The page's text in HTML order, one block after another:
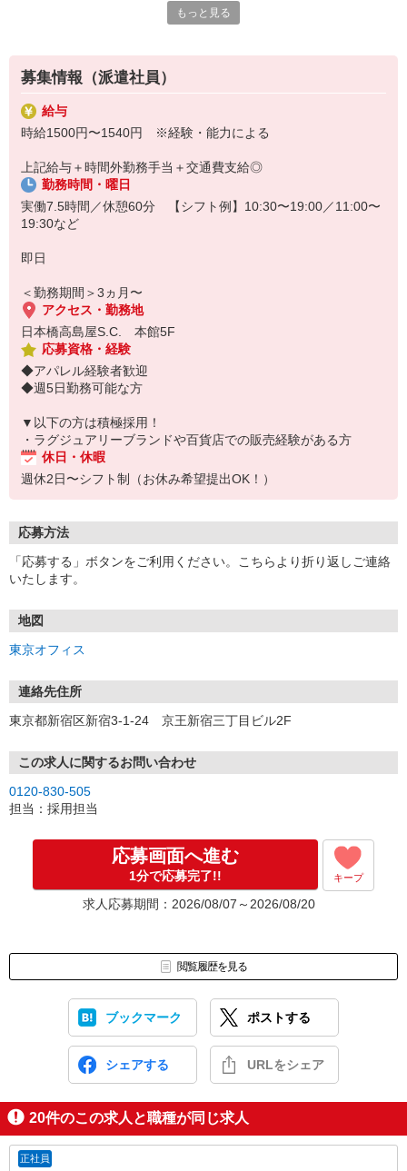
□週5日勤務
□アパレル販売経験者歓迎！
□私物黒スーツ勤務
□日払い・週払いOK
□来社不要で登録OK！
イタリアの有名ラグジュアリーブランドで接客販売◎アパレル販売
経験のある方におすすめです！
・・・・・・・・・・・・・・・・・・・・・
もっと見る
募集情報（派遣社員）
給与
時給1500円〜1540円 ※経験・能力による
上記給与＋時間外勤務手当＋交通費支給◎
勤務時間・曜日
実働7.5時間／休憩60分 【シフト例】10:30〜19:00／11:00〜
19:30など
即日
＜勤務期間＞3ヵ月〜
アクセス・勤務地
日本橋高島屋S.C. 本館5F
応募資格・経験
◆アパレル経験者歓迎
◆週5日勤務可能な方
▼以下の方は積極採用！
・ラグジュアリーブランドや百貨店での販売経験がある方
休日・休暇
週休2日〜シフト制（お休み希望提出OK！）
応募方法
「応募する」ボタンをご利用ください。こちらより折り返しご連絡
いたします。
地図
東京オフィス
連絡先住所
東京都新宿区新宿3-1-24 京王新宿三丁目ビル2F
この求人に関するお問い合わせ
0120-830-505
担当：採用担当
応募画面へ進む
1分で応募完了!! キープ
求人応募期間：2026/08/07～2026/08/20
閲覧履歴を見る
ブックマーク ポストする
シェアする URLをシェア
20件のこの求人と職種が同じ求人
正社員